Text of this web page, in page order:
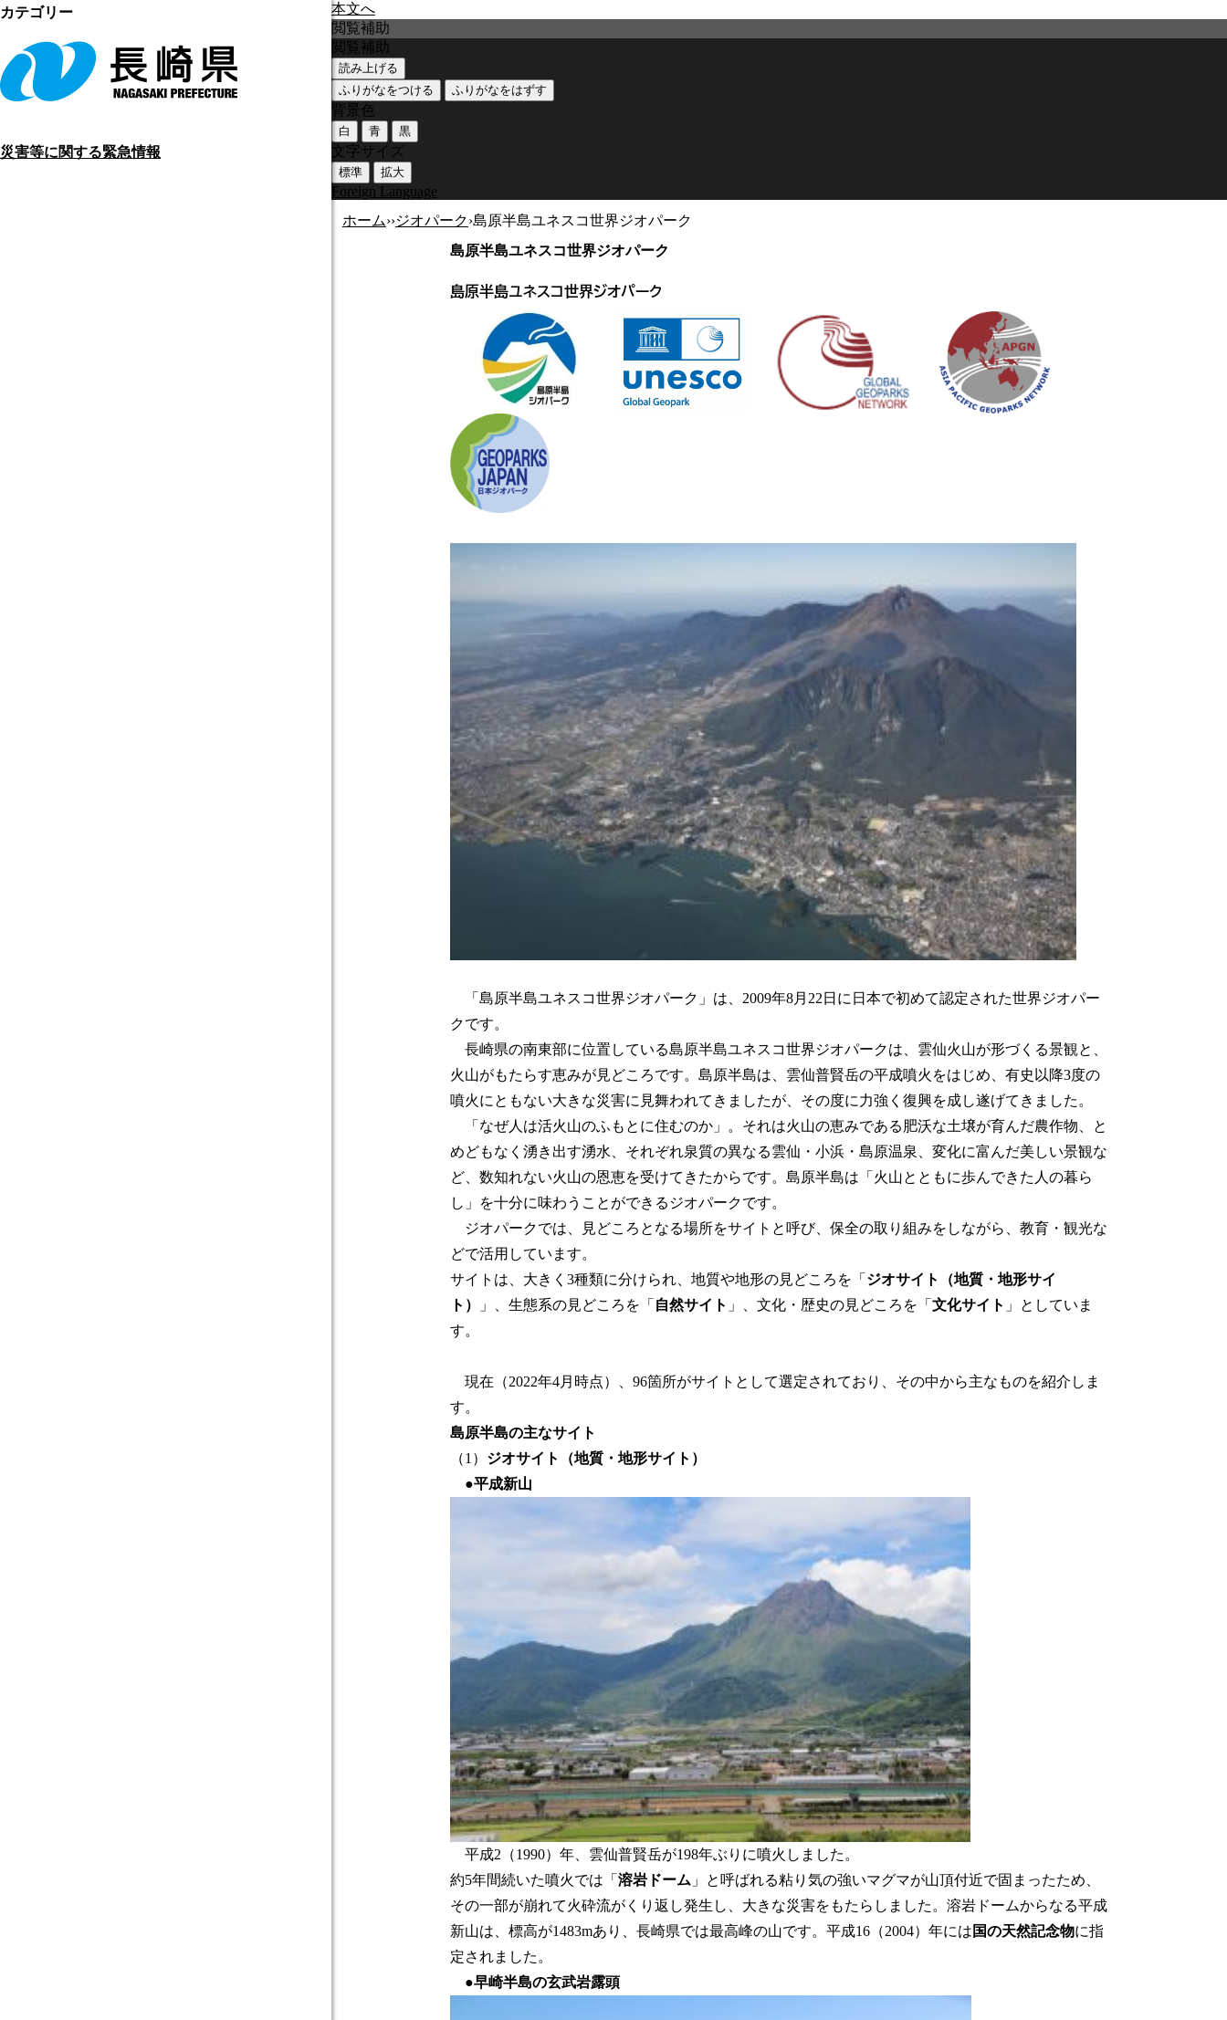
本文へ
災害等に関する緊急情報
閲覧補助
閲覧補助
読み上げる
ふりがなをつける
ふりがなをはずす
背景色
白 青 黒
文字サイズ
標準 拡大
Foreign Language
ホーム››ジオパーク›島原半島ユネスコ世界ジオパーク
島原半島ユネスコ世界ジオパーク
島原半島ユネスコ世界ジオパーク
「島原半島ユネスコ世界ジオパーク」は、2009年8月22日に日本で初めて認定された世界ジオパー
クです。
長崎県の南東部に位置している島原半島ユネスコ世界ジオパークは、雲仙火山が形づくる景観と、
火山がもたらす恵みが見どころです。島原半島は、雲仙普賢岳の平成噴火をはじめ、有史以降3度の
噴火にともない大きな災害に見舞われてきましたが、その度に力強く復興を成し遂げてきました。
「なぜ人は活火山のふもとに住むのか」。それは火山の恵みである肥沃な土壌が育んだ農作物、と
めどもなく湧き出す湧水、それぞれ泉質の異なる雲仙・小浜・島原温泉、変化に富んだ美しい景観な
ど、数知れない火山の恩恵を受けてきたからです。島原半島は「火山とともに歩んできた人の暮ら
し」を十分に味わうことができるジオパークです。
ジオパークでは、見どころとなる場所をサイトと呼び、保全の取り組みをしながら、教育・観光な
どで活用しています。
サイトは、大きく3種類に分けられ、地質や地形の見どころを「 ジオサイト（地質・地形サイ
ト）
」、生態系の見どころを「 自然サイト 」、文化・歴史の見どころを「文化サイト 」としていま
す。
現在（2022年4月時点）、96箇所がサイトとして選定されており、その中から主なものを紹介しま
す。
島原半島の主なサイト
（1） ジオサイト（地質・地形サイト）
●平成新山
平成2（1990）年、雲仙普賢岳が198年ぶりに噴火しました。
約5年間続いた噴火では「溶岩ドーム 」と呼ばれる粘り気の強いマグマが山頂付近で固まったため、
その一部が崩れて火砕流がくり返し発生し、大きな災害をもたらしました。溶岩ドームからなる平成
新山は、標高が1483mあり、長崎県では最高峰の山です。平成16（2004）年には 国の天然記念物に指
定されました。
●早崎半島の玄武岩露頭
カテゴリー